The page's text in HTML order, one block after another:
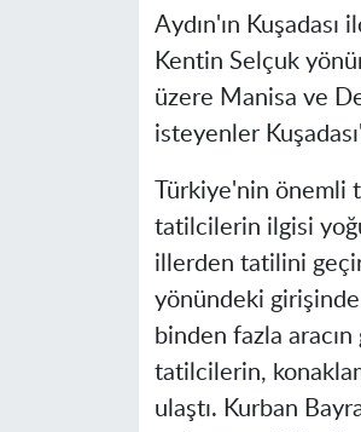
Aydın'ın Kuşadası
Kentin Selçuk
üzere Manisa ve
isteyenler
Türkiye'nin önemli
tatilcilerin ilgisi
illerden tatilini
yönündeki
binden fazla
tatilcilerin,
ulaştı. Kurban